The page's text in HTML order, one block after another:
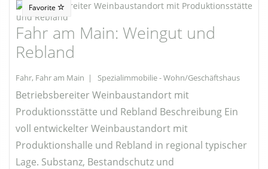
Favorite
Fahr am Main: Weingut und
Rebland
Fahr, Fahr am Main | Spezialimmobilie - Wohn/Geschäftshaus
Betriebsbereiter Weinbaustandort mit
Produktionsstätte und Rebland Beschreibung Ein
voll entwickelter Weinbaustandort mit
Produktionshalle und Rebland in regional typischer
Lage. Substanz, Bestandschutz und